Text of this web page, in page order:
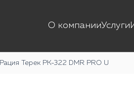
О компанииУслуги
Рация Терек РК-322 DMR PRO U